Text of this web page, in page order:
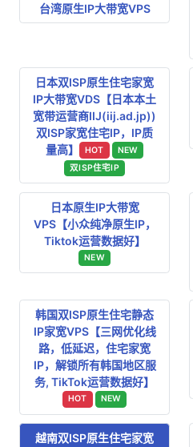
台湾原生IP大带宽VPS
日本双ISP原生住宅家宽
IP大带宽VDS【日本本土
宽带运营商IIJ(iij.ad.jp))
双ISP家宽住宅IP，IP质
量高】
HOT
NEW
双ISP住宅IP
日本原生IP大带宽
VPS【小众纯净原生IP，
Tiktok运营数据好】
NEW
韩国双ISP原生住宅静态
IP家宽VPS【三网优化线
路，低延迟，住宅家宽
IP，解锁所有韩国地区服
务, TikTok运营数据好】
HOT NEW
越南双ISP原生住宅家宽